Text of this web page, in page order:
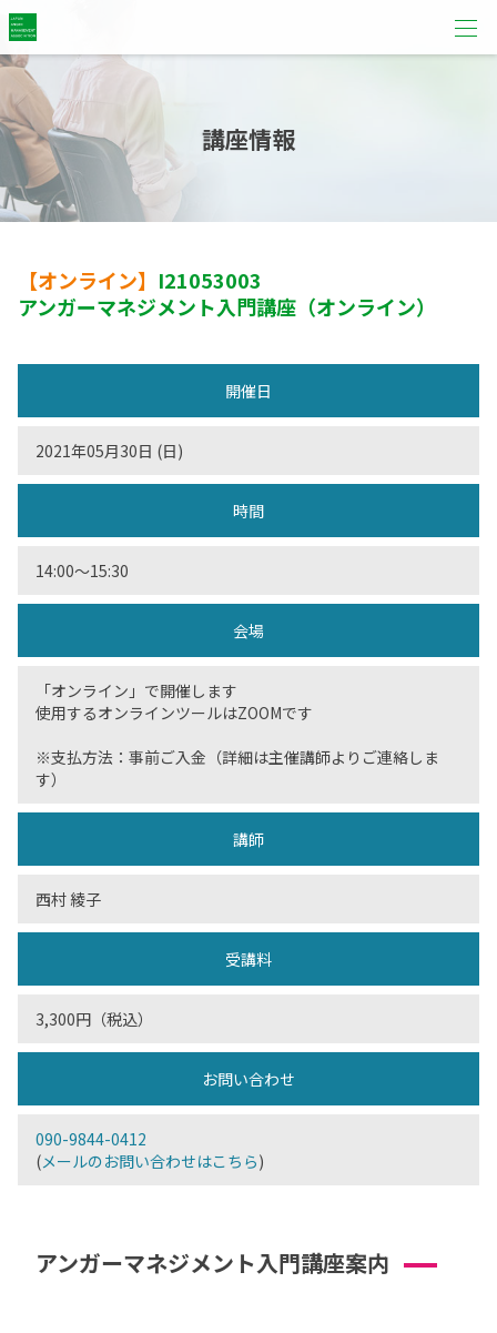
講座情報
【オンライン】 I21053003
アンガーマネジメント入門講座（オンライン）
開催日
2021年05月30日 (日)
時間
14:00〜15:30
会場
「オンライン」で開催します
使用するオンラインツールはZOOMです
※支払方法：事前ご入金（詳細は主催講師よりご連絡しま
す）
講師
西村 綾子
受講料
3,300円（税込）
お問い合わせ
090-9844-0412
(メールのお問い合わせはこちら)
アンガーマネジメント入門講座案内